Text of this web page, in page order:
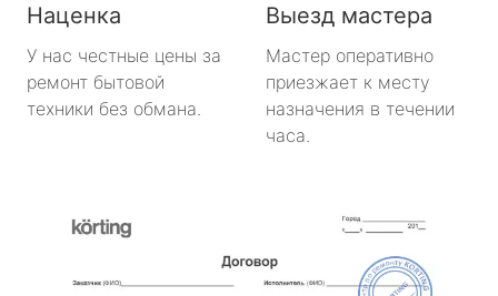
Наценка
У нас честные цены за
ремонт бытовой
техники без обмана.
Выезд мастера
Мастер оперативно
приезжает к месту
назначения в течении
часа.